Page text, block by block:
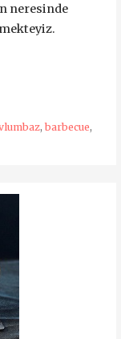
neresinde
,barbecue,